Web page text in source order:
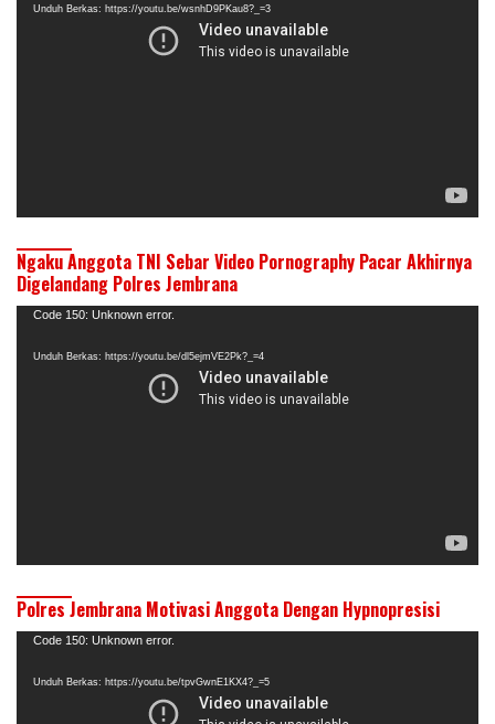
Unduh Berkas: https://youtu.be/wsnhD9PKau8?_=3
Ngaku Anggota TNI Sebar Video Pornography Pacar Akhirnya
Digelandang Polres Jembrana
Pemutar
Code 150: Unknown error.
Unduh Berkas: https://youtu.be/dl5ejmVE2Pk?_=4
Polres Jembrana Motivasi Anggota Dengan Hypnopresisi
Pemutar
Code 150: Unknown error.
Unduh Berkas: https://youtu.be/tpvGwnE1KX4?_=5